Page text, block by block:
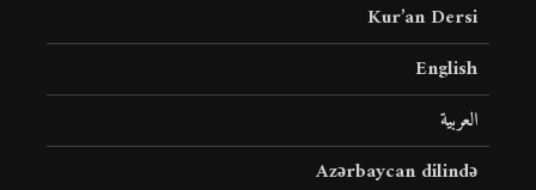
Kur’an Dersi
English
العربية
Azərbaycan dilində